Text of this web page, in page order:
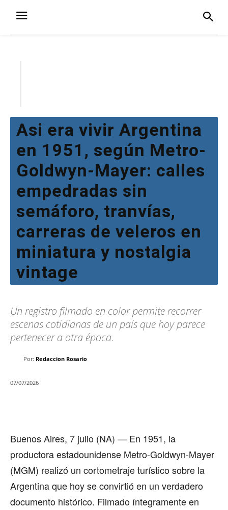
Asi era vivir Argentina
en 1951, según Metro-
Goldwyn-Mayer: calles
empedradas sin
semáforo, tranvías,
carreras de veleros en
miniatura y nostalgia
vintage
Un registro filmado en color permite recorrer
escenas cotidianas de un país que hoy parece
pertenecer a otra época.
Por: Redaccion Rosario
07/07/2026
Buenos Aires, 7 julio (NA) — En 1951, la
productora estadounidense Metro-Goldwyn-Mayer
(MGM) realizó un cortometraje turístico sobre la
Argentina que hoy se convirtió en un verdadero
documento histórico. Filmado íntegramente en